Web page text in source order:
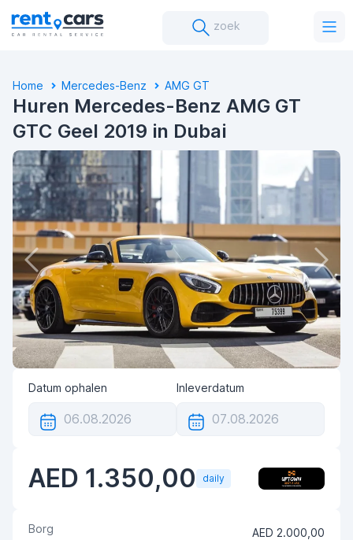
zoek
Home Mercedes-Benz AMG GT
Huren Mercedes-Benz AMG GT
GTC Geel 2019 in Dubai
Datum ophalen Inleverdatum
AED 1.350,00 daily
Borg
AED 2.000,00